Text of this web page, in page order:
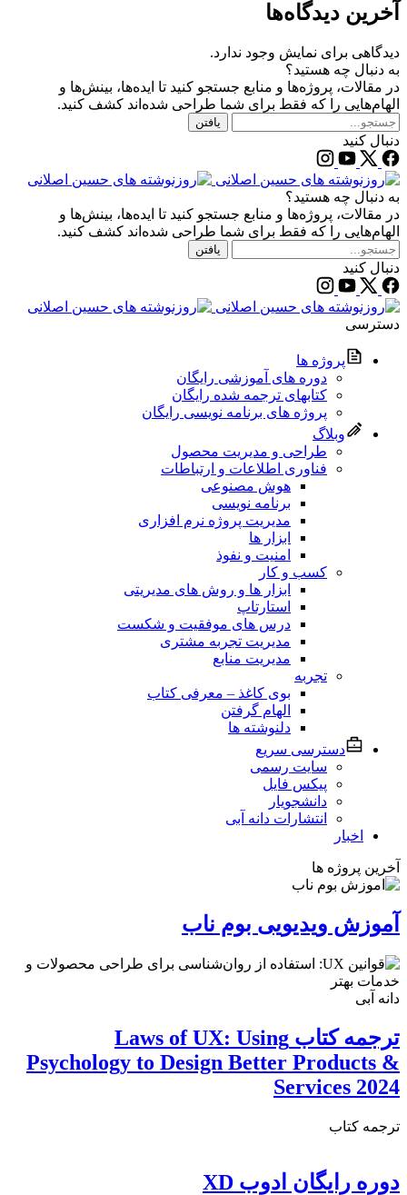
آخرین دیدگاه‌ها
دیدگاهی برای نمایش وجود ندارد.
به دنبال چه هستید؟
در مقالات، پروژه‌ها و منابع جستجو کنید تا ایده‌ها، بینش‌ها و
الهام‌هایی را که فقط برای شما طراحی شده‌اند کشف کنید.
یافتن
دنبال کنید
به دنبال چه هستید؟
در مقالات، پروژه‌ها و منابع جستجو کنید تا ایده‌ها، بینش‌ها و
الهام‌هایی را که فقط برای شما طراحی شده‌اند کشف کنید.
یافتن
دنبال کنید
دسترسی
پروژه‌ ها
دوره های آموزشی رایگان
کتابهای ترجمه شده رایگان
پروژه های برنامه نویسی رایگان
وبلاگ
طراحی و مدیریت محصول
فناوری اطلاعات و ارتباطات
هوش مصنوعی
برنامه نویسی
مدیریت پروژه نرم افزاری
ابزار ها
امنیت و نفوذ
کسب و کار
ابزار ها و روش های مدیریتی
استارتاپ
درس های موفقیت و شکست
مدیریت تجربه مشتری
مدیریت منابع
تجربه
بوی کاغذ – معرفی کتاب
الهام گرفتن
دلنوشته ها
دسترسی سریع
سایت رسمی
پیکس فایل
دانشجویار
انتشارات دانه آبی
اخبار
آخرین پروژه ها
آموزش ویدیویی بوم ناب
دانه آبی
ترجمه کتاب Laws of UX: Using
Psychology to Design Better Products &
Services 2024
ترجمه کتاب
دوره رایگان ادوب XD